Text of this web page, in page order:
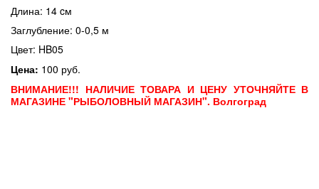
Длина: 14 cм
Заглубление: 0-0,5 м
Цвет: HB05
Цена: 100 руб.
ВНИМАНИЕ!!! НАЛИЧИЕ ТОВАРА И ЦЕНУ УТОЧНЯЙТЕ В
МАГАЗИНЕ "РЫБОЛОВНЫЙ МАГАЗИН". Волгоград